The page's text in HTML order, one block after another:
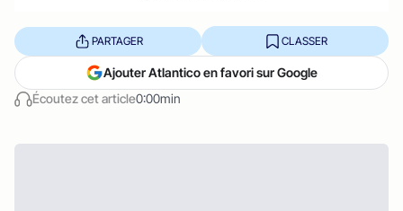
Écoutez cet article0:00min
PARTAGER CLASSER
Ajouter Atlantico en favori sur Google